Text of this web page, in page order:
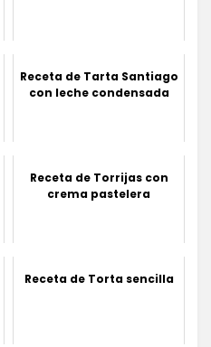
Receta de Tarta Santiago
con leche condensada
Receta de Torrijas con
crema pastelera
Receta de Torta sencilla